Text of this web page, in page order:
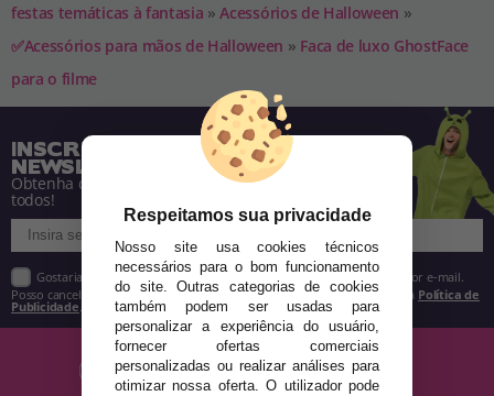
festas temáticas à fantasia » Acessórios de Halloween »
✅Acessórios para mãos de Halloween » Faca de luxo GhostFace
para o filme
INSCREVA-SE NA NOSSA
NEWSLETTER
Obtenha descontos e saiba de tudo antes de
todos!
Gostaria de receber descontos exclusivos, novidades e tendências por e-mail.
Posso cancelar a inscrição a qualquer momento, conforme estipulado na Política de
Publicidade
Respeitamos sua privacidade
Nosso site usa cookies técnicos
necessários para o bom funcionamento
do site. Outras categorias de cookies
também podem ser usadas para
personalizar a experiência do usuário,
fornecer ofertas comerciais
personalizadas ou realizar análises para
otimizar nossa oferta. O utilizador pode